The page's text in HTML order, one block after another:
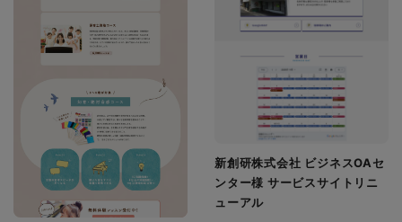
新創研株式会社 ビジネスOAセ
ンター様 サービスサイトリニ
ューアル